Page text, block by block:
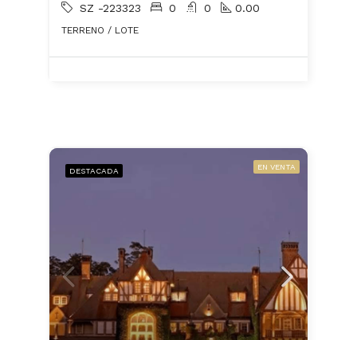
SZ -223323 0 0 0.00
TERRENO / LOTE
DESTACADA EN VENTA